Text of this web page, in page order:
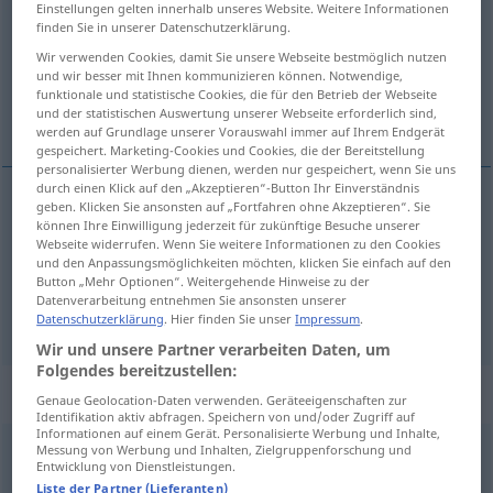
Übersicht aller Übersetzungen
(Für mehr Details die Übersetzung anklicken/antippen)
estimar, apreciar, acatar
estimar,apreciar achten Person
acatar achten Gesetz
„achten“: intransitives Verb
achten [ˈaxtən]v/i < -ete >
Einstellungen gelten innerhalb unseres Website. Weitere Informationen
finden Sie in unserer Datenschutzerklärung.
Wir verwenden Cookies, damit Sie unsere Webseite bestmöglich nutzen
und wir besser mit Ihnen kommunizieren können. Notwendige,
funktionale und statistische Cookies, die für den Betrieb der Webseite
und der statistischen Auswertung unserer Webseite erforderlich sind,
werden auf Grundlage unserer Vorauswahl immer auf Ihrem Endgerät
gespeichert. Marketing-Cookies und Cookies, die der Bereitstellung
personalisierter Werbung dienen, werden nur gespeichert, wenn Sie uns
durch einen Klick auf den „Akzeptieren“-Button Ihr Einverständnis
geben. Klicken Sie ansonsten auf „Fortfahren ohne Akzeptieren“. Sie
können Ihre Einwilligung jederzeit für zukünftige Besuche unserer
Webseite widerrufen. Wenn Sie weitere Informationen zu den Cookies
und den Anpassungsmöglichkeiten möchten, klicken Sie einfach auf den
Button „Mehr Optionen“. Weitergehende Hinweise zu der
Datenverarbeitung entnehmen Sie ansonsten unserer
Datenschutzerklärung. Hier finden Sie unserImpressum.
Wir und unsere Partner verarbeiten Daten, um
Folgendes bereitzustellen:
Genaue Geolocation-Daten verwenden. Geräteeigenschaften zur
Identifikation aktiv abfragen. Speichern von und/oder Zugriff auf
Informationen auf einem Gerät. Personalisierte Werbung und Inhalte,
Messung von Werbung und Inhalten, Zielgruppenforschung und
Entwicklung von Dienstleistungen.
Liste der Partner (Lieferanten)